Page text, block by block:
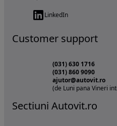
LinkedIn
Customer support
(031) 630 1716
(031) 860 9090
ajutor@autovit.ro
(de Luni pana Vineri
Sectiuni Autovit.ro